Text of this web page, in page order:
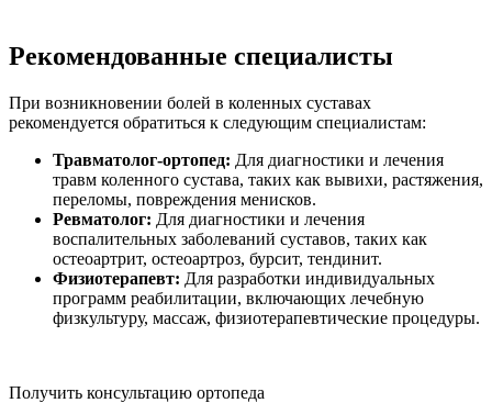
Рекомендованные специалисты
При возникновении болей в коленных суставах
рекомендуется обратиться к следующим специалистам:
Травматолог-ортопед: Для диагностики и лечения
травм коленного сустава, таких как вывихи, растяжения,
переломы, повреждения менисков.
Ревматолог: Для диагностики и лечения
воспалительных заболеваний суставов, таких как
остеоартрит, остеоартроз, бурсит, тендинит.
Физиотерапевт: Для разработки индивидуальных
программ реабилитации, включающих лечебную
физкультуру, массаж, физиотерапевтические процедуры.
Получить консультацию ортопеда